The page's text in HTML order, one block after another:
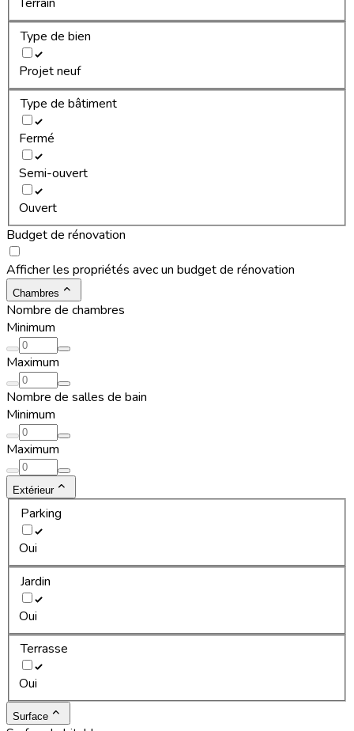
Type de bien
Projet neuf
Type de bâtiment
Fermé
Semi-ouvert
Ouvert
Budget de rénovation
Afficher les propriétés avec un budget de rénovation
Chambres
Nombre de chambres
Minimum
Maximum
Nombre de salles de bain
Minimum
Maximum
Extérieur
Parking
Oui
Jardin
Oui
Terrasse
Oui
Surface